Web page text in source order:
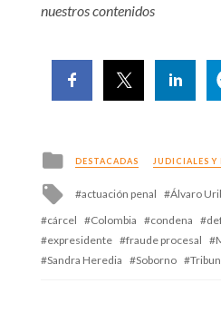
nuestros contenidos
Posted
in
DESTACADAS JUDICIALES Y
Tagged
actuación penal Álvaro
cárcel
Colombia condena
expresidente
fraude procesal
Sandra Heredia
Soborno